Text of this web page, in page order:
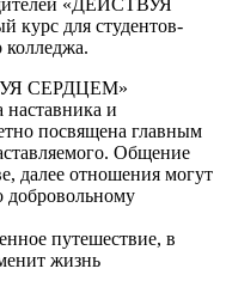
«ДЕЙСТВУЯ
курс для студентов-
колледжа.
СЕРДЦЕМ»
наставника и
посвящена главным
Общение
далее отношения могут
путешествие, в
жизнь